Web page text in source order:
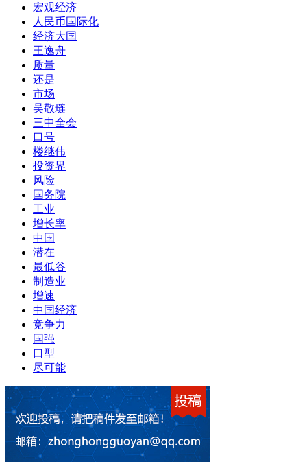
宏观经济
人民币国际化
经济大国
王逸舟
质量
还是
市场
吴敬琏
三中全会
口号
楼继伟
投资界
风险
国务院
工业
增长率
中国
潜在
最低谷
制造业
增速
中国经济
竞争力
国强
口型
尽可能